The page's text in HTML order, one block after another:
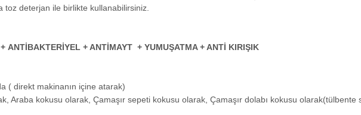
toz deterjan ile birlikte kullanabilirsiniz.
ANTİBAKTERİYEL + ANTİMAYT + YUMUŞATMA + ANTİ KIRIŞIK
( direkt makinanın içine atarak)
Araba kokusu olarak, Çamaşır sepeti kokusu olarak, Çamaşır dolabı kokusu